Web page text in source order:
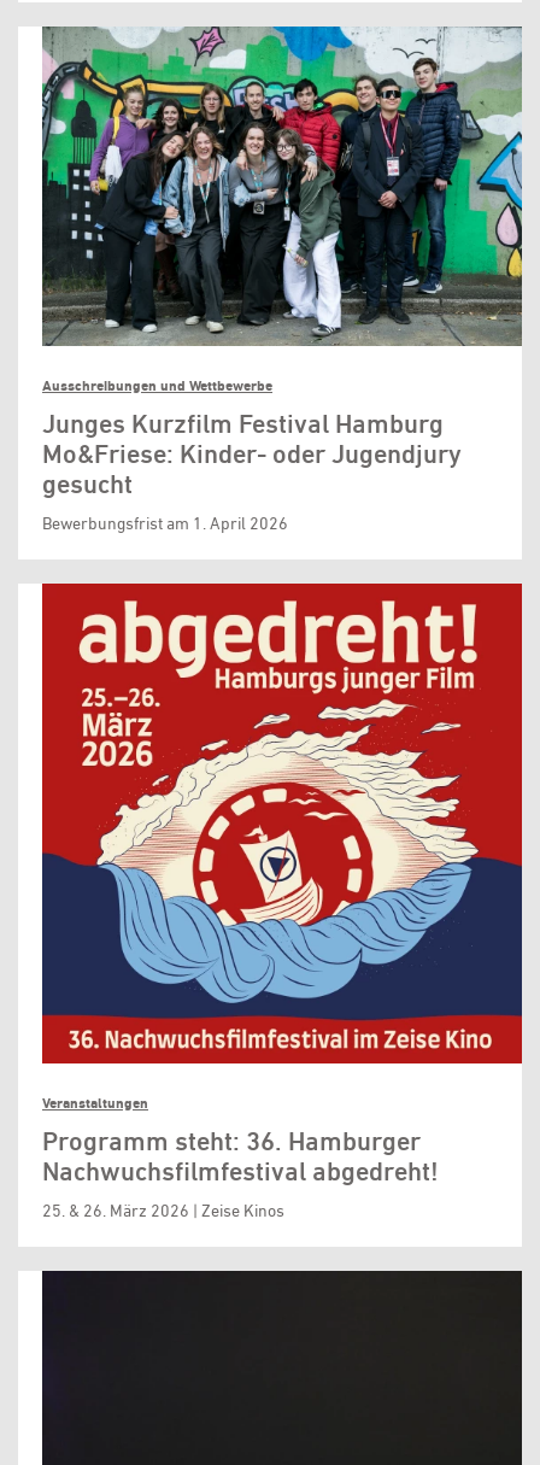
Ausschreibungen und Wettbewerbe
Junges Kurzfilm Festival Hamburg
Mo&Friese: Kinder- oder Jugendjury
gesucht
Bewerbungsfrist am 1. April 2026
Veranstaltungen
Programm steht: 36. Hamburger
Nachwuchsfilmfestival abgedreht!
25. & 26. März 2026 | Zeise Kinos